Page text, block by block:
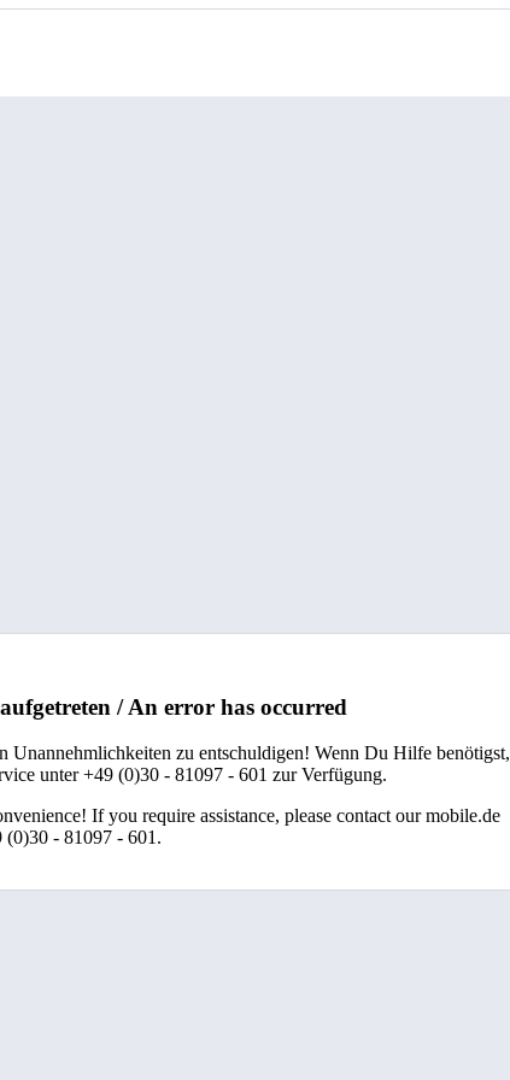
/ An error has occurred
Unannehmlichkeiten zu entschuldigen! Wenn Du Hilfe benötigst,
unter +49 (0)30 - 81097 - 601 zur Verfügung.
If you require assistance, please contact our mobile.de
(0)30 - 81097 - 601.